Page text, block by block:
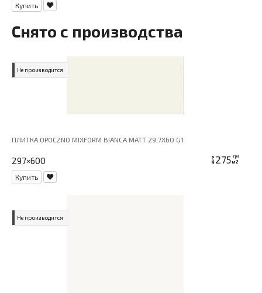
Купить
Снято с производства
Не производится
ПЛИТКА OPOCZNO MIXFORM BIANCA MATT 29,7X60 G1
297×600 цена 275 грн
м2
Купить
Не производится